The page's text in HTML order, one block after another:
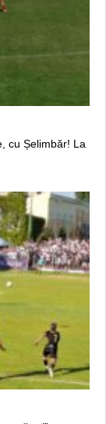
cu Șelimbăr! La